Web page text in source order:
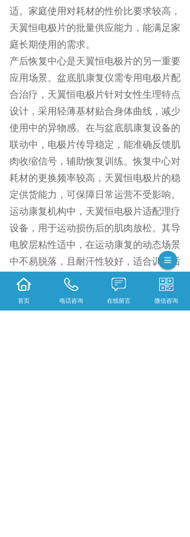
适。家庭使用对耗材的性价比要求较高，
天翼恒电极片的批量供应能力，能满足家
庭长期使用的需求。
产后恢复中心是天翼恒电极片的另一重要
应用场景。盆底肌康复仪需专用电极片配
合治疗，天翼恒电极片针对女性生理特点
设计，采用轻薄基材贴合身体曲线，减少
使用中的异物感。在与盆底肌康复设备的
联动中，电极片传导稳定，能准确反馈肌
肉收缩信号，辅助恢复训练。恢复中心对
耗材的更换频率较高，天翼恒电极片的稳
定供货能力，可保障日常运营不受影响。
运动康复机构中，天翼恒电极片适配理疗
设备，用于运动损伤后的肌肉放松。其导
电胶层粘性适中，在运动康复的动态场景
中不易脱落，且耐汗性较好，适合训练后
的即时理疗。机构常需多种规格的电极
能覆盖肩、膝、腰等不同部位的治疗需
首页 电话咨询 在线留言 微信咨询